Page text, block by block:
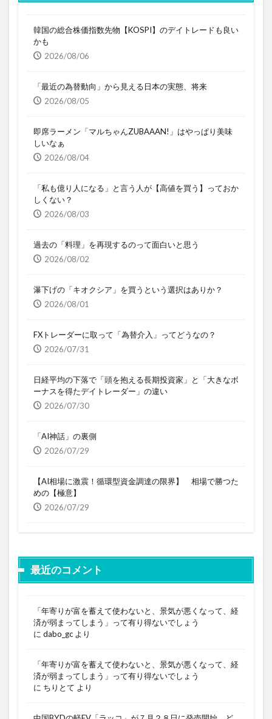
韓国の総合株価指数先物【KOSPI】のデイトレードも良い
かも
2026/08/06
「最近の為替動向」から見える日本の実態、将来
2026/08/05
即席ラーメン「マルちゃんZUBAAAN!」はやっぱり美味
しいなぁ
2026/08/04
「私も億り人になる」と言う人が【高値を買う】っておか
しくない？
2026/08/03
過去の「料理」を再現するのって面白いと思う
2026/08/02
瀑下げの「キオクシア」を買うという選択はありか？
2026/08/01
FXトレーダーに取って「為替介入」ってどうなの？
2026/07/31
日経平均の下落で「頭を抱える長期投資家」と「大きなボ
ーナスを得たデイトレーダー」の違い
2026/07/30
「AI神話」の裏側
2026/07/29
【AI相場に激震！循環型資金調達の限界】 相場で勝つた
めの【極意】
2026/07/29
最近のコメント
「年寄りが富を蓄えて使わないと、景気が悪くなって、経
済が弱まってしまう」って有り得ないでしょう
に dabo_gc より
「年寄りが富を蓄えて使わないと、景気が悪くなって、経
済が弱まってしまう」って有り得ないでしょう
に ちりとて より